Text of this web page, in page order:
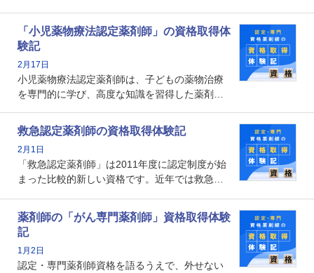
となります。取得要件は多岐に渡り、審査も複
数回ありますが、患者さんに対して一定の能力
の証明になる資格と言えます。
「小児薬物療法認定薬剤師」の資格取得体
験記
2月17日
小児薬物療法認定薬剤師は、子どもの薬物治療
を専門的に学び、高度な知識を習得した薬剤師
や、特有の疾患、心理状況を理解し、専門性を
深めることで、子どもとその保護者に寄り添え
る存在です。今回はそんな小児薬物療法認定薬
剤師の取得体験記をご紹介します。
救急認定薬剤師の資格取得体験記
2月1日
「救急認定薬剤師」は2011年度に認定制度が始
まった比較的新しい資格です。近年では救急病
増えているのではないでしょうか。今回はそん
な救急認定薬剤師の取得体験記をご紹介しま
す。
薬剤師の「がん専門薬剤師」資格取得体験
記
1月2日
認定・専門薬剤師資格を語るうえで、外せない